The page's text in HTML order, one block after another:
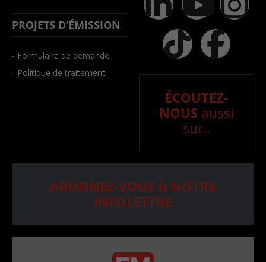
PROJETS D’ÉMISSION
- Formulaire de demande
- Politique de traitement
ÉCOUTEZ-
NOUS aussi
sur..
ABONNEZ-VOUS À NOTRE
INFOLETTRE